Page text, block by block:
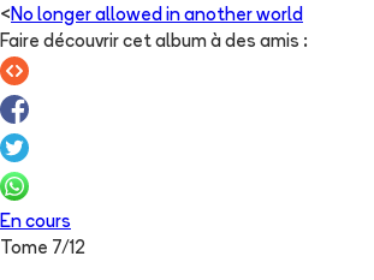
< No longer allowed in another world
Faire découvrir cet album à des amis :
En cours
Tome 7/12